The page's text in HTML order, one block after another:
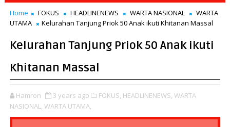
Home FOKUS HEADLINENEWS WARTA NASIONAL
WARTA
UTAMA
Kelurahan Tanjung Priok 50 Anak ikuti Khitanan Massal
Kelurahan Tanjung Priok 50 Anak ikuti
Khitanan Massal
Hamron 3 years ago FOKUS, HEADLINENEWS, WARTA
NASIONAL, WARTA UTAMA,